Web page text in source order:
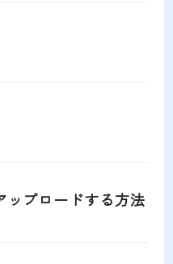
プロードする方法